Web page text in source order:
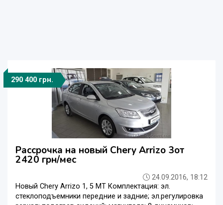
290 400 грн.
Рассрочка на новый Сhery Arrizo 3от
2420 грн/мес
24.09.2016, 18:12
Новый Сhery Arrizo 1, 5 МТ Комплектация: эл.
стеклоподъемники передние и задние; эл.регулировка